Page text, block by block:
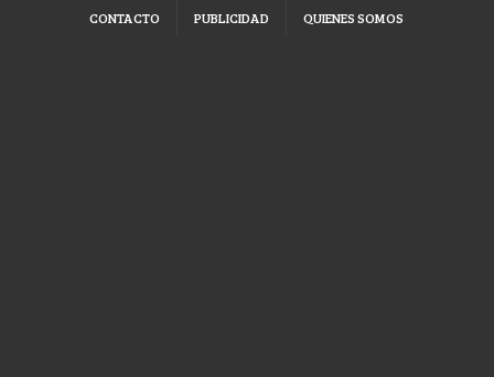
CONTACTO PUBLICIDAD QUIENES SOMOS